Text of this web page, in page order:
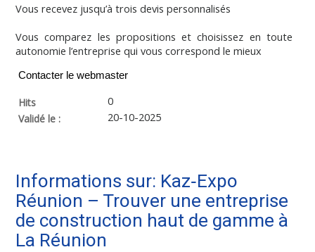
Vous recevez jusqu’à trois devis personnalisés
Vous comparez les propositions et choisissez en toute
autonomie l’entreprise qui vous correspond le mieux
Contacter le webmaster
Hits
0
Validé le :
20-10-2025
Informations sur: Kaz‑Expo
Réunion – Trouver une entreprise
de construction haut de gamme à
La Réunion